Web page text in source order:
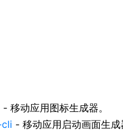
- 移动应用图标生成器。
- 移动应用启动画面生成